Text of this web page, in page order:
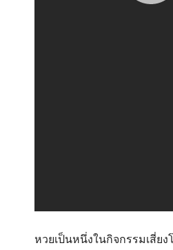
หวยเป็นหนึ่งในกิจกรรมเสี่ย